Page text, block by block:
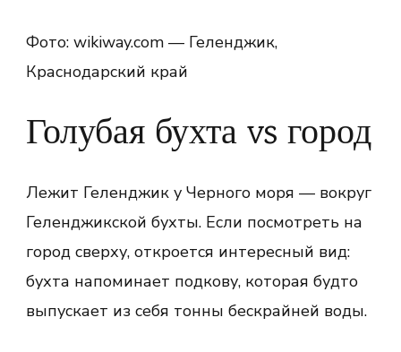
Фото: wikiway.com — Геленджик,
Краснодарский край
Голубая бухта vs город
Лежит Геленджик у Черного моря — вокруг
Геленджикской бухты. Если посмотреть на
город сверху, откроется интересный вид:
бухта напоминает подкову, которая будто
выпускает из себя тонны бескрайней воды.